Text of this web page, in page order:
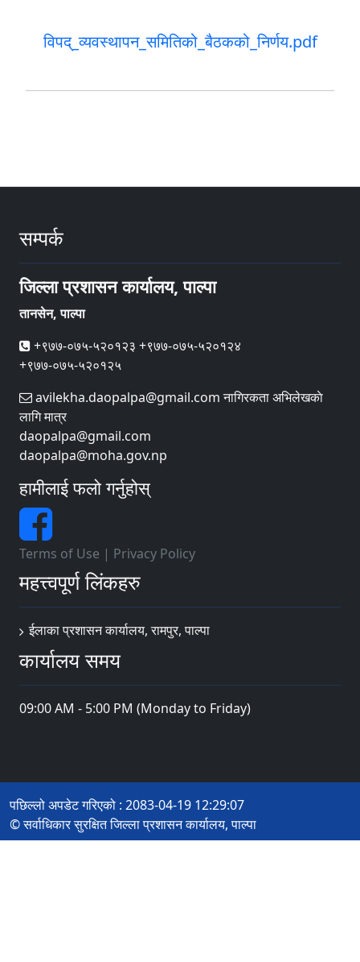
विपद्_व्यवस्थापन_समितिको_बैठकको_निर्णय.pdf
सम्पर्क
जिल्ला प्रशासन कार्यालय, पाल्पा
तानसेन, पाल्पा
+९७७-०७५-५२०१२३ +९७७-०७५-५२०१२४
+९७७-०७५-५२०१२५
avilekha.daopalpa@gmail.com नागिरकता अभिलेखकाे
लागि मात्र
daopalpa@gmail.com
daopalpa@moha.gov.np
हामीलाई फलो गर्नुहोस्
Terms of Use | Privacy Policy
महत्त्वपूर्ण लिंकहरु
ईलाका प्रशासन कार्यालय, रामपुर, पाल्पा
कार्यालय समय
09:00 AM - 5:00 PM (Monday to Friday)
पछिल्लो अपडेट गरिएको : 2083-04-19 12:29:07
© सर्वाधिकार सुरक्षित जिल्ला प्रशासन कार्यालय, पाल्पा